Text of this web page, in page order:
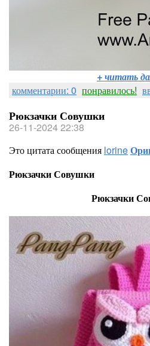
+ читать
комментарии: 0 понравилось!
Рюкзачки Совушки
26-11-2024 22:38
Это цитата сообщения lorine
Рюкзачки Совушки
Рюкзачки